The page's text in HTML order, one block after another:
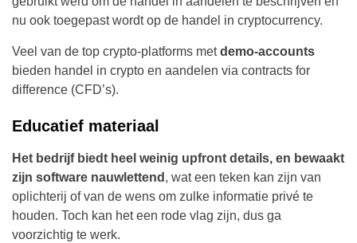
nu ook toegepast wordt op de handel in cryptocurrency.
Veel van de top crypto-platforms metdemo-accounts
bieden handel in crypto en aandelen via contracts for
difference (CFD’s).
Educatief materiaal
Het bedrijf biedt heel weinig upfront details, en bewaakt
zijn software nauwlettend , wat een teken kan zijn van
oplichterij of van de wens om zulke informatie privé te
houden. Toch kan het een rode vlag zijn, dus ga
voorzichtig te werk.